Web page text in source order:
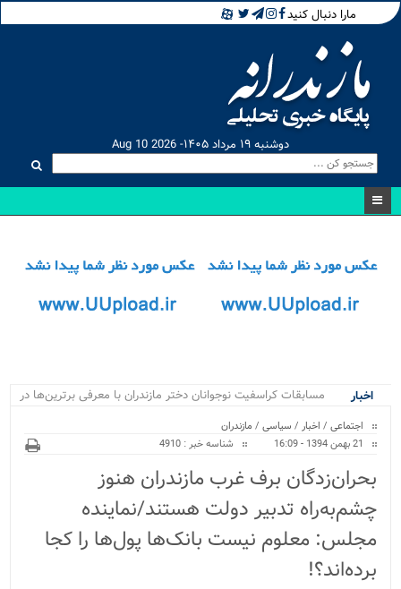
مارا دنبال کنید
دوشنبه ۱۹ مرداد ۱۴۰۵- Aug 10 2026
اخبار
مسابقات کراسفیت نوجوانان دختر مازندران با معرفی برترین‌ها در
اجتماعی / اخبار / سیاسی / مازندران
شناسه خبر : 4910
بحران‌زدگان برف غرب مازندران هنوز
چشم‌به‌راه تدبیر دولت هستند/نماینده
مجلس: معلوم نیست بانک‌ها پول‌ها را کجا
برده‌اند؟!